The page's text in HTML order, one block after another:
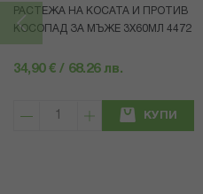
РАСТЕЖА НА КОСАТА И ПРОТИВ
КОСОПАД ЗА МЪЖЕ 3X60МЛ 4472
34,90 € / 68.26 лв.
КУПИ